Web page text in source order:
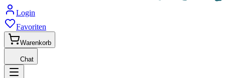
Login
Favoriten
Warenkorb
Chat